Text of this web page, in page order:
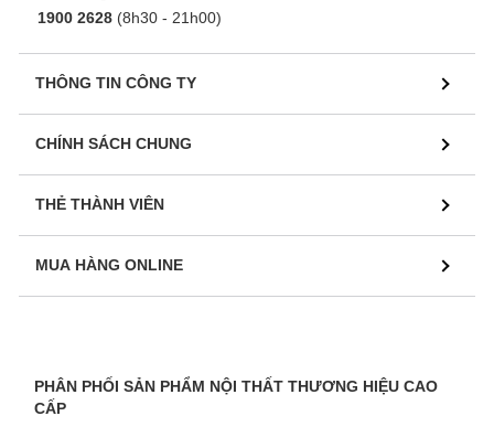
1900 2628 (8h30 - 21h00)
THÔNG TIN CÔNG TY
CHÍNH SÁCH CHUNG
THẺ THÀNH VIÊN
MUA HÀNG ONLINE
PHÂN PHỐI SẢN PHẨM NỘI THẤT THƯƠNG HIỆU CAO
CẤP